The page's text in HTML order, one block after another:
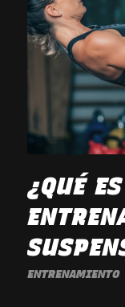
¿QUÉ
ENTRENAMIENTO